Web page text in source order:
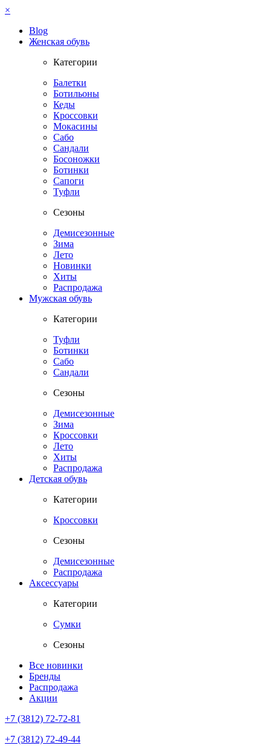
×
Blog
Женская обувь
Категории
Балетки
Ботильоны
Кеды
Кроссовки
Мокасины
Сабо
Сандали
Босоножки
Ботинки
Сапоги
Туфли
Сезоны
Демисезонные
Зима
Лето
Новинки
Хиты
Распродажа
Мужская обувь
Категории
Туфли
Ботинки
Сабо
Сандали
Сезоны
Демисезонные
Зима
Кроссовки
Лето
Хиты
Распродажа
Детская обувь
Категории
Кроссовки
Сезоны
Демисезонные
Распродажа
Аксессуары
Категории
Сумки
Сезоны
Все новинки
Бренды
Распродажа
Акции
+7 (3812) 72-72-81
+7 (3812) 72-49-44